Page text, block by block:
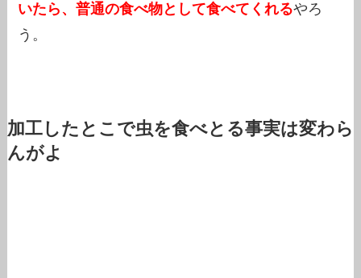
いたら、普通の食べ物として食べてくれるやろ
う。
加工したとこで虫を食べとる事実は変わら
んがよ